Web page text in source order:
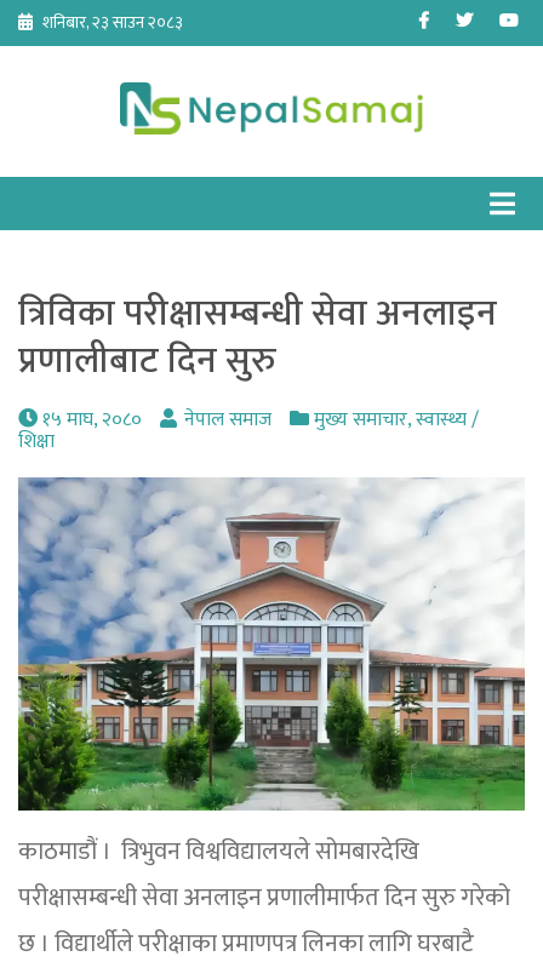
Skip
content
शनिबार, २३ साउन २०८३ Facebook
Twitter
त्रिविका परीक्षासम्बन्धी सेवा अनलाइन
प्रणालीबाट दिन सुरु
१५ माघ, २०८० नेपाल समाज मुख्य समाचार,स्वास्थ्य /
शिक्षा
काठमाडौं । त्रिभुवन विश्वविद्यालयले सोमबारदेखि
परीक्षासम्बन्धी सेवा अनलाइन प्रणालीमार्फत दिन सुरु गरेको
छ । विद्यार्थीले परीक्षाका प्रमाणपत्र लिनका लागि घरबाटै